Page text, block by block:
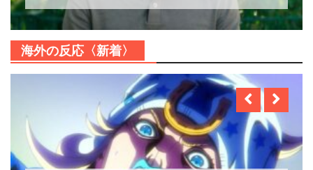
海外の反応〈新着〉